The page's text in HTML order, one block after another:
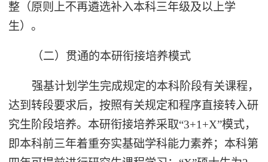
整（原则上不再遴选补入本科三年级及以上学
生）。
（二）贯通的本研衔接培养模式
强基计划学生完成规定的本科阶段有关课程，
达到转段要求后，按照有关规定和程序直接转入研
究生阶段培养。本研衔接培养采取“3+1+X”模式，
即本科前三年着重夯实基础学科能力素养；本科第